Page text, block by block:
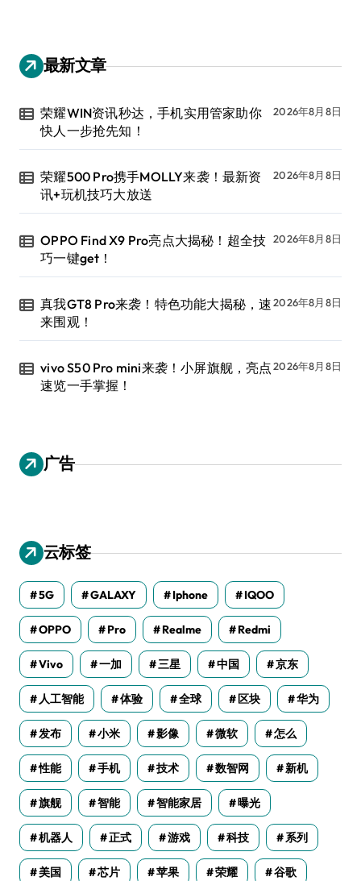
最新文章
荣耀WIN资讯秒达，手机实用管家助你
快人一步抢先知！
2026年8月8日
荣耀500 Pro携手MOLLY来袭！最新资
讯+玩机技巧大放送
2026年8月8日
OPPO Find X9 Pro亮点大揭秘！超全技
巧一键get！
2026年8月8日
真我GT8 Pro来袭！特色功能大揭秘，速
来围观！
2026年8月8日
vivo S50 Pro mini来袭！小屏旗舰，亮点
速览一手掌握！
2026年8月8日
广告
云标签
5G GALAXY Iphone IQOO
OPPO Pro Realme Redmi
Vivo 一加 三星 中国 京东
人工智能 体验 全球 区块 华为
发布 小米 影像 微软 怎么
性能 手机 技术 数智网 新机
旗舰 智能 智能家居 曝光
机器人 正式 游戏 科技 系列
美国 芯片 苹果 荣耀 谷歌